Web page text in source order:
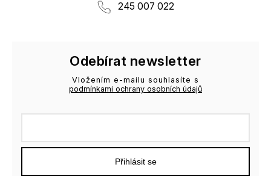
245 007 022
Odebírat newsletter
Vložením e-mailu souhlasíte s
podmínkami ochrany osobních údajů
Přihlásit se